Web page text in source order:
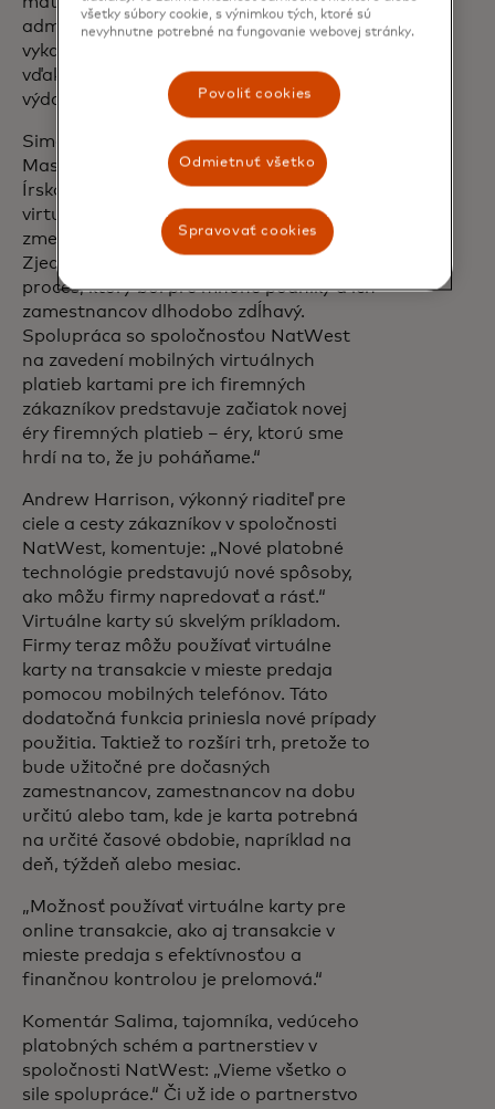
administratívneho času stráveného
vykazovaním a odsúhlasovaním výdavkov
vďaka funkcii predvyplnených údajov o
výdavkoch.
Simon Forbes, prezident spoločnosti
Mastercard pre Spojené kráľovstvo a
Írsko, komentuje: „Zavedenie mobilných
virtuálnych kariet predstavuje zásadnú
zmenu v oblasti firemných platieb.
Zjednoduší, zrýchli a zflexibilizuje to
proces, ktorý bol pre mnohé podniky a ich
zamestnancov dlhodobo zdĺhavý.
Spolupráca so spoločnosťou NatWest
na zavedení mobilných virtuálnych
platieb kartami pre ich firemných
zákazníkov predstavuje začiatok novej
éry firemných platieb – éry, ktorú sme
hrdí na to, že ju poháňame.“
Andrew Harrison, výkonný riaditeľ pre
ciele a cesty zákazníkov v spoločnosti
NatWest, komentuje: „Nové platobné
technológie predstavujú nové spôsoby,
ako môžu firmy napredovať a rásť.“
Virtuálne karty sú skvelým príkladom.
Firmy teraz môžu používať virtuálne
karty na transakcie v mieste predaja
pomocou mobilných telefónov. Táto
dodatočná funkcia priniesla nové prípady
použitia. Taktiež to rozšíri trh, pretože to
bude užitočné pre dočasných
zamestnancov, zamestnancov na dobu
určitú alebo tam, kde je karta potrebná
na určité časové obdobie, napríklad na
deň, týždeň alebo mesiac.
„Možnosť používať virtuálne karty pre
online transakcie, ako aj transakcie v
mieste predaja s efektívnosťou a
finančnou kontrolou je prelomová.“
Komentár Salima, tajomníka, vedúceho
platobných schém a partnerstiev v
spoločnosti NatWest: „Vieme všetko o
sile spolupráce.“ Či už ide o partnerstvo
všetky súbory cookie, s výnimkou tých, ktoré sú
nevyhnutne potrebné na fungovanie webovej stránky.
Povoliť cookies
Odmietnuť všetko
Spravovať cookies